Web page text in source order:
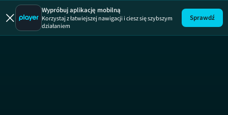
Służby
Wypróbuj aplikację mobilną
Korzystaj z łatwiejszej nawigacji i ciesz się szybszym
działaniem
Sprawdź